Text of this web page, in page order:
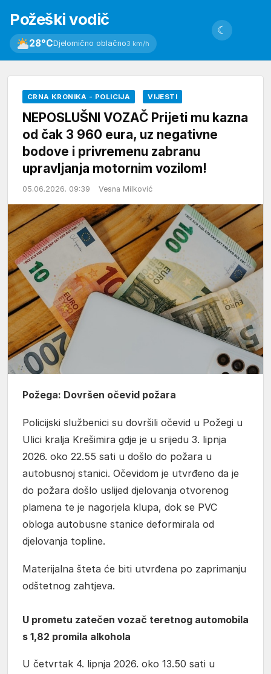
Požeški vodič
28°CDjelomično oblačno3 km/h
☾
CRNA KRONIKA - POLICIJA VIJESTI
NEPOSLUŠNI VOZAČ Prijeti mu kazna
od čak 3 960 eura, uz negativne
bodove i privremenu zabranu
upravljanja motornim vozilom!
05.06.2026. 09:39 Vesna Milković
Požega: Dovršen očevid požara
Policijski službenici su dovršili očevid u Požegi u
Ulici kralja Krešimira gdje je u srijedu 3. lipnja
2026. oko 22.55 sati u došlo do požara u
autobusnoj stanici. Očevidom je utvrđeno da je
do požara došlo uslijed djelovanja otvorenog
plamena te je nagorjela klupa, dok se PVC
obloga autobusne stanice deformirala od
djelovanja topline.
Materijalna šteta će biti utvrđena po zaprimanju
odštetnog zahtjeva.
U prometu zatečen vozač teretnog automobila
s 1,82 promila alkohola
U četvrtak 4. lipnja 2026. oko 13.50 sati u